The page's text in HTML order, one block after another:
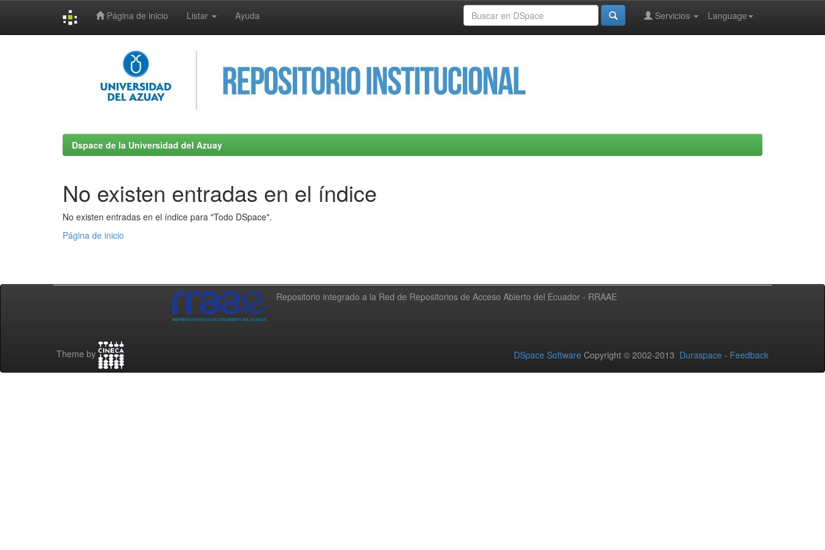
Página de inicio Listar Ayuda Language
Servicios
Dspace de la Universidad del Azuay
No existen entradas en el índice
No existen entradas en el índice para "Todo DSpace".
Página de inicio
Repositorio integrado a la Red de Repositorios de Acceso Abierto del Ecuador - RRAAE
Theme by DSpace Software Copyright © 2002-2013 Duraspace - Feedback